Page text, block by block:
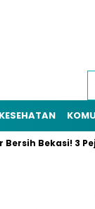
KESEHATAN
Bekasi! 3